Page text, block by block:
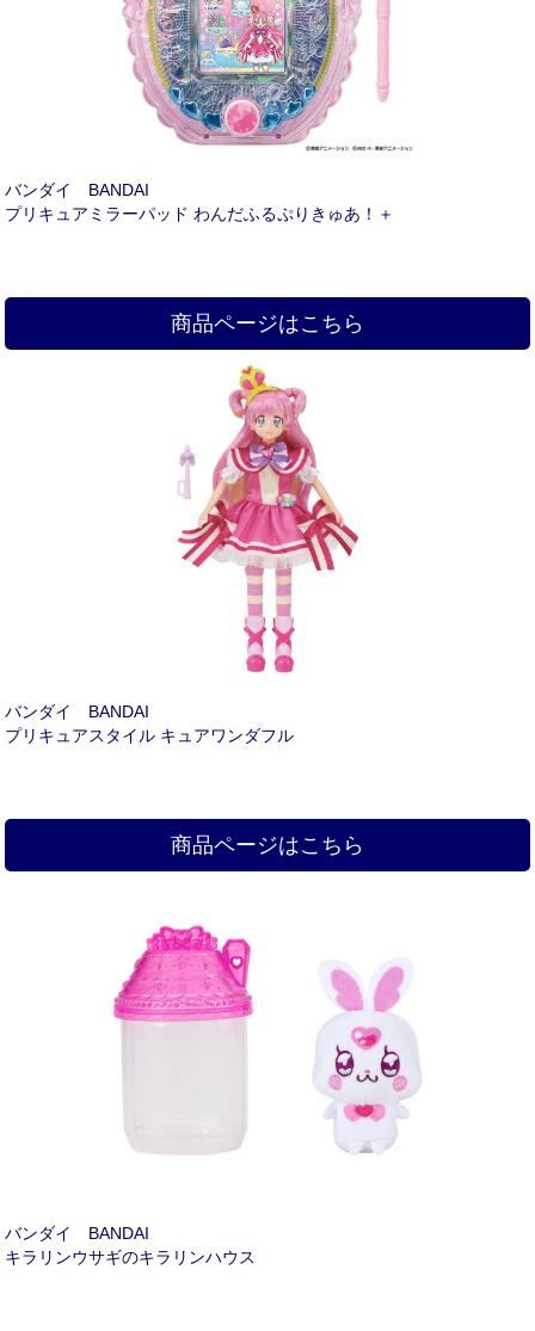
バンダイ BANDAI
プリキュアミラーパッド わんだふるぷりきゅあ！＋
商品ページはこちら
バンダイ BANDAI
プリキュアスタイル キュアワンダフル
商品ページはこちら
バンダイ BANDAI
キラリンウサギのキラリンハウス